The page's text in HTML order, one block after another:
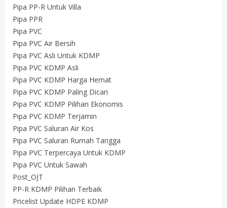
Pipa PP-R Untuk Villa
Pipa PPR
Pipa PVC
Pipa PVC Air Bersih
Pipa PVC Asli Untuk KDMP
Pipa PVC KDMP Asli
Pipa PVC KDMP Harga Hemat
Pipa PVC KDMP Paling Dicari
Pipa PVC KDMP Pilihan Ekonomis
Pipa PVC KDMP Terjamin
Pipa PVC Saluran Air Kos
Pipa PVC Saluran Rumah Tangga
Pipa PVC Terpercaya Untuk KDMP
Pipa PVC Untuk Sawah
Post_OJT
PP-R KDMP Pilihan Terbaik
Pricelist Update HDPE KDMP